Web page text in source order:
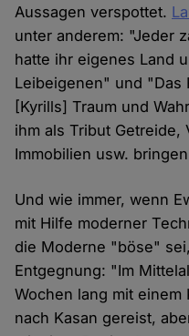
Aussagen verspottet.
unter anderem: "Jeder
hatte ihr eigenes Land
Leibeigenen" und "Das
[Kyrills] Traum und
ihm als Tribut Getreide,
Immobilien usw.
Und wie immer, wenn
mit Hilfe moderner
die Moderne "böse"
Entgegnung: "Im
Wochen lang mit einem
nach Kasan gereist,